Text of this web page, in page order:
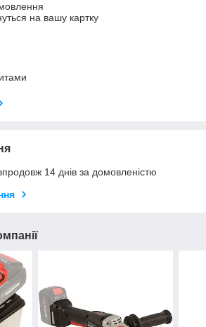
на вашу картку
14 днів за домовленістю